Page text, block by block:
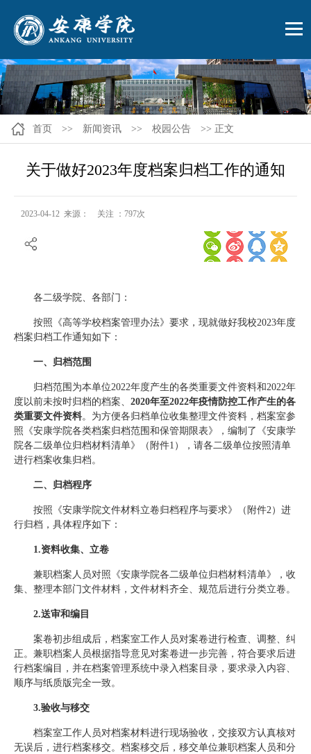
首页 >> 新闻资讯 >> 校园公告 >> 正文
关于做好2023年度档案归档工作的通知
2023-04-12 来源： 关注 ： 797次
各二级学院、各部门：
按照《高等学校档案管理办法》要求，现就做好我校2023年度
档案归档工作通知如下：
一、归档范围
归档范围为本单位2022年度产生的各类重要文件资料和2022年
度以前未按时归档的档案、 2020年至2022年疫情防控工作产生的各
类重要文件资料。为方便各归档单位收集整理文件资料，档案室参
照《安康学院各类档案归档范围和保管期限表》，编制了《安康学
院各二级单位归档材料清单》（附件1），请各二级单位按照清单
进行档案收集归档。
二、归档程序
按照《安康学院文件材料立卷归档程序与要求》（附件2）进
行归档，具体程序如下：
1.资料收集、立卷
兼职档案人员对照《安康学院各二级单位归档材料清单》，收
集、整理本部门文件材料，文件材料齐全、规范后进行分类立卷。
2.送审和编目
案卷初步组成后，档案室工作人员对案卷进行检查、调整、纠
正。兼职档案人员根据指导意见对案卷进一步完善，符合要求后进
行档案编目，并在档案管理系统中录入档案目录，要求录入内容、
顺序与纸质版完全一致。
3.验收与移交
档案室工作人员对档案材料进行现场验收，交接双方认真核对
无误后，进行档案移交。档案移交后，移交单位兼职档案人员和分